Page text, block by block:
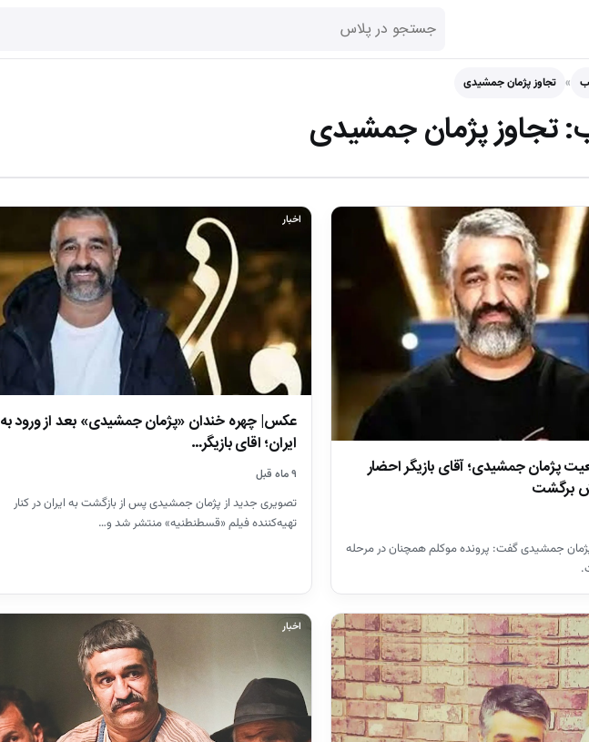
تجاوز پژمان جمشیدی
تجاوز پژمان جمشیدی
پژمان جمشیدی؛ آقای بازیگر احضار
برگشت
جمشیدی گفت: پرونده موکلم همچنان در مرحله
اخبار
عکس| چهره خندان «پژمان جمشیدی» بعد از ورود به
ایران؛ اقای بازیگر…
۹ ماه قبل
تصویری جدید از پژمان جمشیدی پس از بازگشت به ایران در کنار
تهیه‌کننده فیلم «قسطنطنیه» منتشر شد و…
اخبار